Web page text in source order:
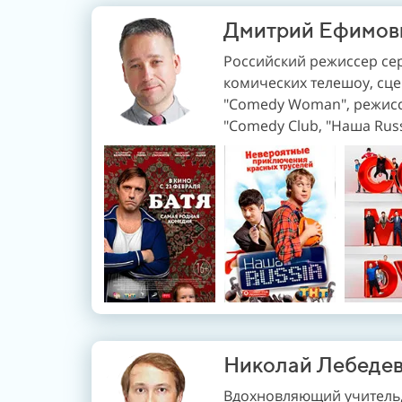
Дмитрий
Российский режиссер
комических телешоу,
"Comedy Woman",
"Сomedy Club, "Наша
Николай
Вдохновляющий